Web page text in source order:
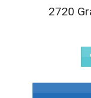
2720